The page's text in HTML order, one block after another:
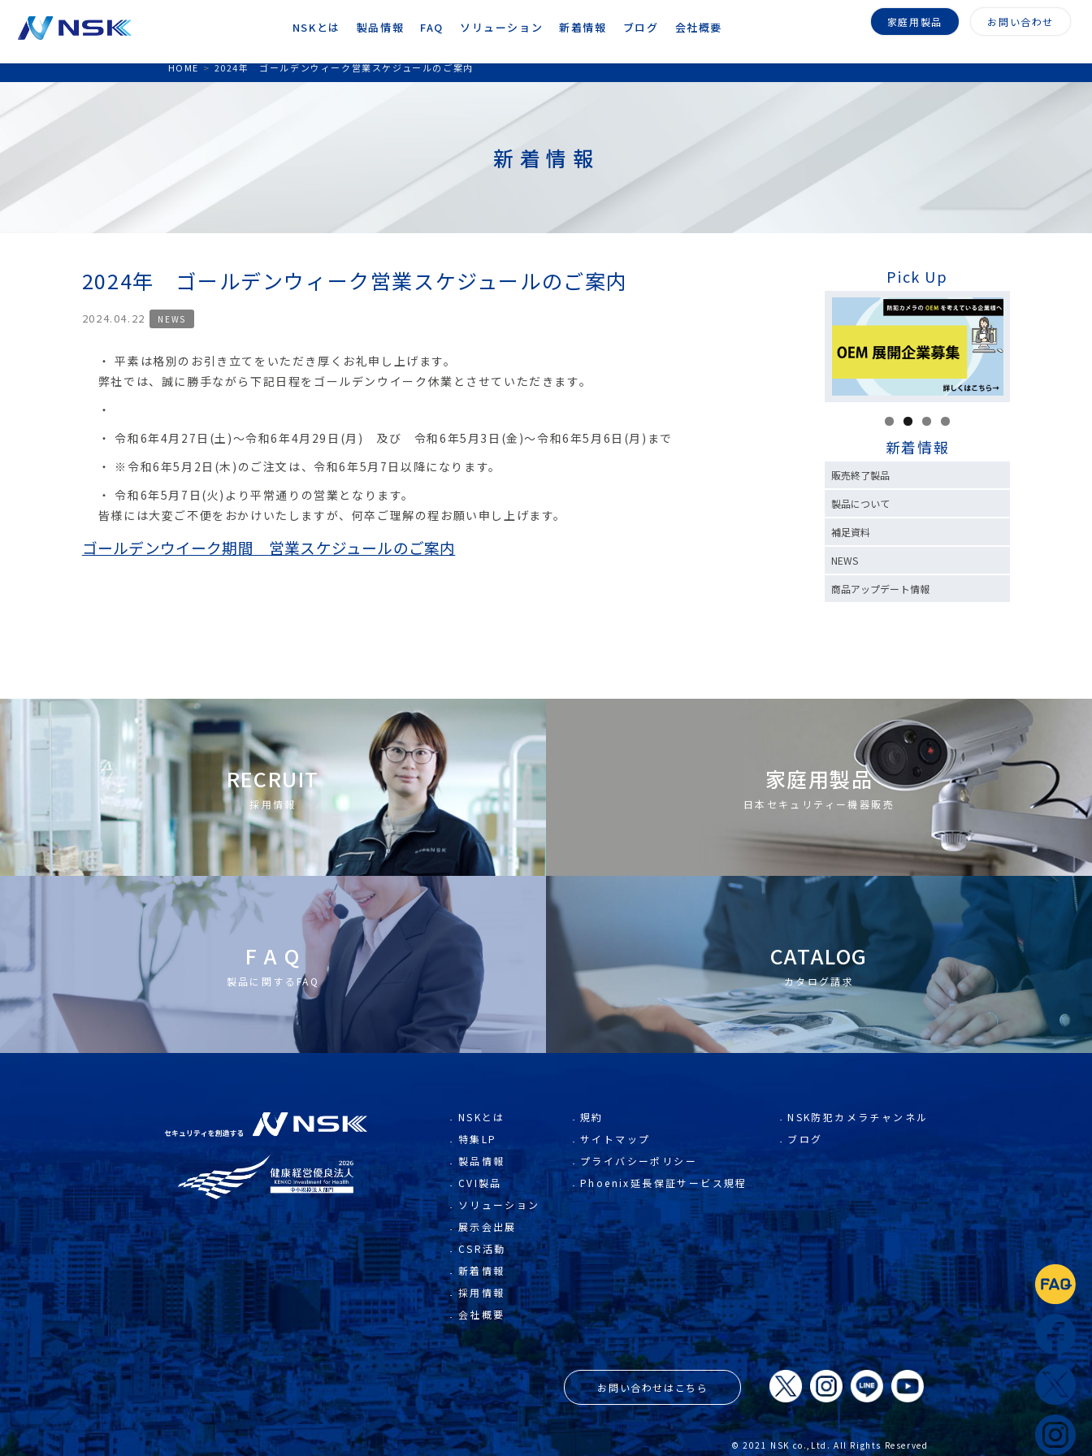
NSKとは 製品情報 FAQ ソリューション 新着情報 ブログ 会社概要 家庭用製品 お問い合わせ
HOME > 2024年 ゴールデンウィーク営業スケジュールのご案内
新着情報
2024年 ゴールデンウィーク営業スケジュールのご案内
2024.04.22 NEWS
平素は格別のお引き立てをいただき厚くお礼申し上げます。
弊社では、誠に勝手ながら下記日程をゴールデンウイーク休業とさせていただきます。
令和6年4月27日(土)～令和6年4月29日(月) 及び 令和6年5月3日(金)～令和6年5月6日(月)まで
※令和6年5月2日(木)のご注文は、令和6年5月7日以降になります。
令和6年5月7日(火)より平常通りの営業となります。
皆様には大変ご不便をおかけいたしますが、何卒ご理解の程お願い申し上げます。
ゴールデンウイーク期間 営業スケジュールのご案内
Pick Up
新着情報
販売終了製品
製品について
補足資料
NEWS
商品アップデート情報
RECRUIT
採用情報
家庭用製品
日本セキュリティー機器販売
F A Q
製品に関するFAQ
CATALOG
カタログ請求
NSKとは
特集LP
製品情報
CVI製品
ソリューション
展示会出展
CSR活動
新着情報
採用情報
会社概要
規約
サイトマップ
プライバシーポリシー
Phoenix延長保証サービス規程
NSK防犯カメラチャンネル
ブログ
お問い合わせはこちら
© 2021 NSK co.,Ltd. All Rights Reserved